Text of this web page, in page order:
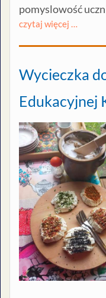
pomyslowość
czytaj więcej …
Wycieczka
Edukacyjnej